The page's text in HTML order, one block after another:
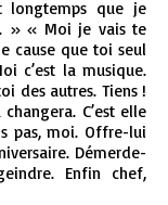
longtemps que je
» « Moi je vais te
cause que toi seul
c’est la musique.
des autres. Tiens !
C’est elle
pas, moi. Offre-lui
Démerde-
Enfin chef,